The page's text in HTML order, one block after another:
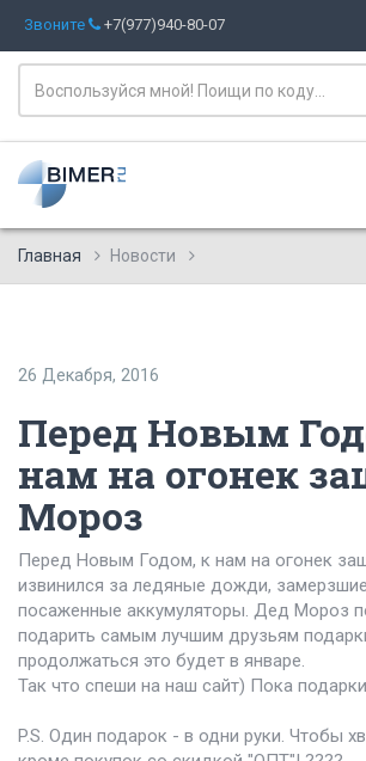
Звоните +7(977)940-80-07
Главная Новости
26 Декабря, 2016
Перед Новым
нам на огонек
Мороз
Перед Новым Годом, к нам на огонек
извинился за ледяные дожди,
посаженные аккумуляторы. Дед Мороз
подарить самым лучшим друзьям
продолжаться это будет в январе.
Так что спеши на наш сайт) Пока
P.S. Один подарок - в одни руки. Чтобы